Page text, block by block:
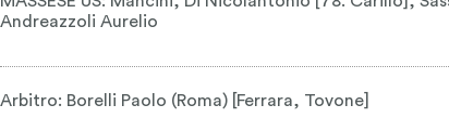
Andreazzoli Aurelio
Arbitro: Borelli Paolo (Roma) [Ferrara, Tovone]